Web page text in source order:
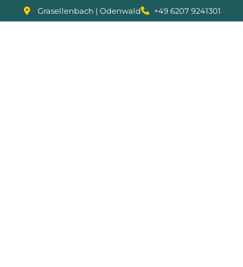
Grasellenbach | Odenwald +49 6207 9241301